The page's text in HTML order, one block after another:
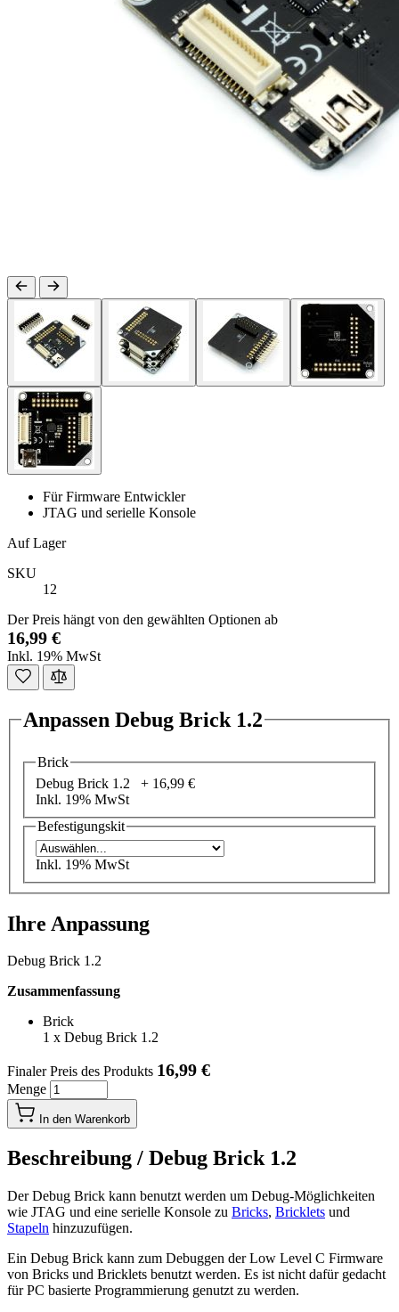
Für Firmware Entwickler
JTAG und serielle Konsole
Auf Lager
SKU
12
Der Preis hängt von den gewählten Optionen ab
16,99 €
Inkl. 19% MwSt
Anpassen Debug Brick 1.2
Brick
Debug Brick 1.2 + 16,99 €
Inkl. 19% MwSt
Befestigungskit
Inkl. 19% MwSt
Ihre Anpassung
Debug Brick 1.2
Zusammenfassung
Brick
1 x Debug Brick 1.2
Finaler Preis des Produkts 16,99 €
Menge
In den Warenkorb
Beschreibung / Debug Brick 1.2
Der Debug Brick kann benutzt werden um Debug-Möglichkeiten
wie JTAG und eine serielle Konsole zu Bricks, Bricklets und
Stapeln hinzuzufügen.
Ein Debug Brick kann zum Debuggen der Low Level C Firmware
von Bricks und Bricklets benutzt werden. Es ist nicht dafür gedacht
für PC basierte Programmierung genutzt zu werden.